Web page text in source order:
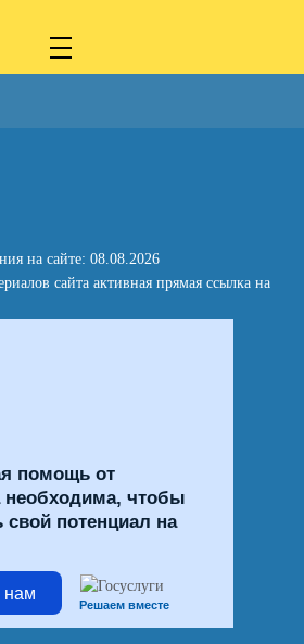
на сайте: 08.08.2026
сайта активная прямая ссылка на
помощь от
необходима, чтобы
свой потенциал на
нам
Решаем вместе